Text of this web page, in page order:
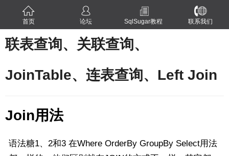
首页 论坛 SqlSugar教程 联系我们
联表查询、关联查询、
JoinTable、连表查询、Left Join
Join用法
语法糖1、2和3 在Where OrderBy GroupBy Select用法